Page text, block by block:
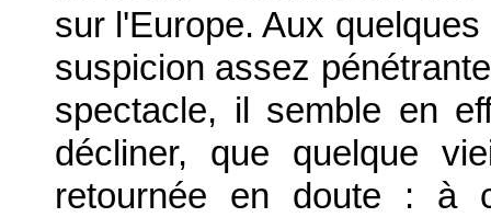
sur l'Europe. Aux
suspicion assez
spectacle, il semble en
décliner, que quelque
retournée en doute : à